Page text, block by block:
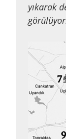
yıkarak